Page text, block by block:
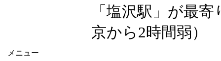
メニュー
「塩沢駅」が最寄
京から2時間弱）